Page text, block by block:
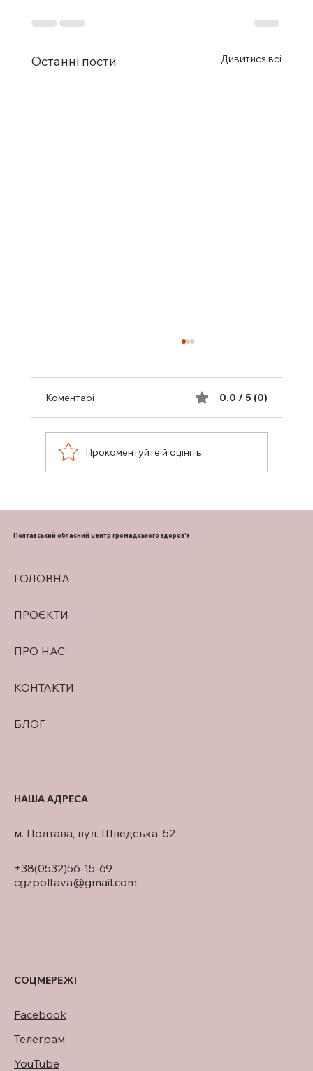
Останні пости Дивитися всі
Коментарі 0.0 / 5 (0)
Прокоментуйте й оцініть
ГОЛОВНА
ПРОЄКТИ
ПРО НАС
КОНТАКТИ
БЛОГ
Полтавський обласний центр громадського здоров'я
+38(0532)56-15-69
cgzpoltava@gmail.com
м. Полтава, вул. Шведська, 52
НАША АДРЕСА
СОЦМЕРЕЖІ
Facebook
Телеграм
YouTube